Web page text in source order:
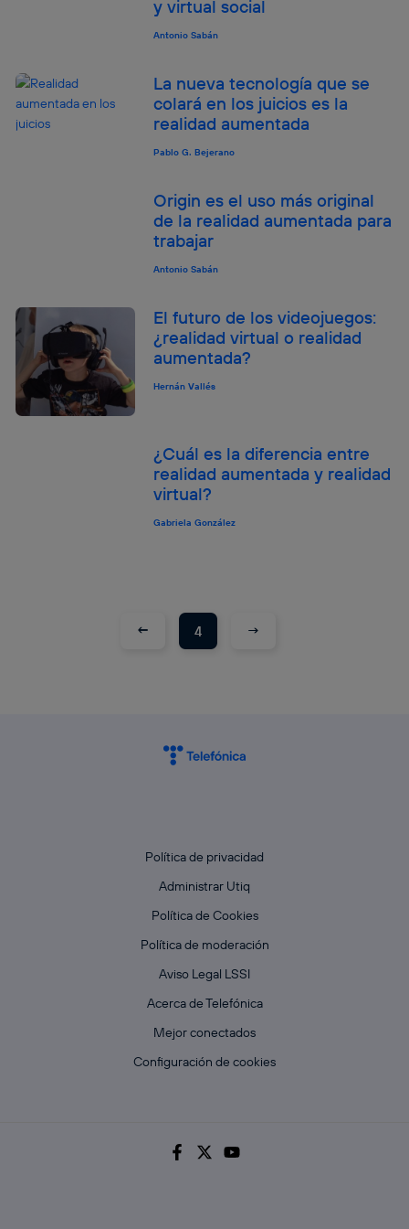
y virtual social
Antonio Sabán
La nueva tecnología que se
colará en los juicios es la
realidad aumentada
Pablo G. Bejerano
Origin es el uso más original
de la realidad aumentada para
trabajar
Antonio Sabán
El futuro de los videojuegos:
¿realidad virtual o realidad
aumentada?
Hernán Vallés
¿Cuál es la diferencia entre
realidad aumentada y realidad
virtual?
Gabriela González
← 4 →
Política de privacidad
Administrar Utiq
Política de Cookies
Política de moderación
Aviso Legal LSSI
Acerca de Telefónica
Mejor conectados
Configuración de cookies
lo que cualquier persona que conecte su dispositivo y
consienta el uso de la tecnología recibirá el mismo
Si utilizas una
conexión de banda ancha
(p. ej., Wi-Fi),
el marketing o análisis se realizará en función de las
actividades de navegación de los miembros del hogar
que hayan dado su consentimiento.
datos móviles , el marketing será más
Puedes gestionar los consentimientos Utiq seleccionando
“Administrar Utiq” en la parte inferior de esta página web o
portal de privacidad de Utiq
. Para más información, consulta